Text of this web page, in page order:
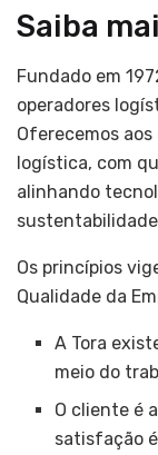
Saiba
Fundado em
operadores
Oferecemos
logística, com
alinhando
Os princípios
Qualidade da
A Tora
meio do
O cliente é
satisfação